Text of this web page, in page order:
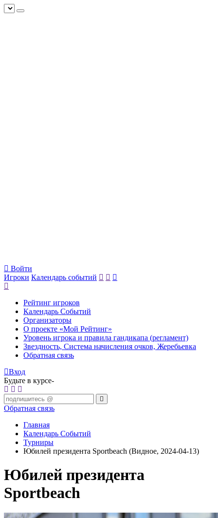
Войти
Игроки Календарь событий
Рейтинг игроков
Календарь Событий
Организаторы
О проекте «Мой Рейтинг»
Уровень игрока и правила гандикапа (регламент)
Звездность, Система начисления очков, Жеребьевка
Обратная связь
Вход
Будьте в курсе-
Обратная связь
Главная
Календарь Событий
Турниры
Юбилей президента Sportbeach (Видное, 2024-04-13)
Юбилей президента
Sportbeach